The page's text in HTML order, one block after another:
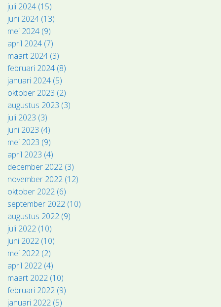
juli 2024 (15)
juni 2024 (13)
mei 2024 (9)
april 2024 (7)
maart 2024 (3)
februari 2024 (8)
januari 2024 (5)
oktober 2023 (2)
augustus 2023 (3)
juli 2023 (3)
juni 2023 (4)
mei 2023 (9)
april 2023 (4)
december 2022 (3)
november 2022 (12)
oktober 2022 (6)
september 2022 (10)
augustus 2022 (9)
juli 2022 (10)
juni 2022 (10)
mei 2022 (2)
april 2022 (4)
maart 2022 (10)
februari 2022 (9)
januari 2022 (5)